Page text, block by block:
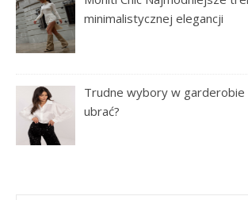
minimalistycznej elegancji
Trudne wybory w garderobie
ubrać?